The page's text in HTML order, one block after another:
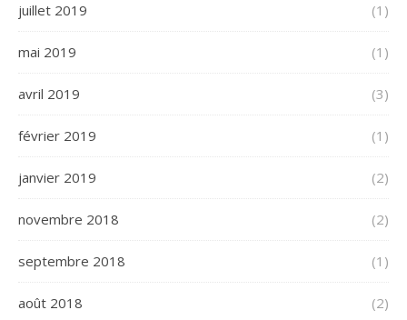
juillet 2019 (1)
mai 2019 (1)
avril 2019 (3)
février 2019 (1)
janvier 2019 (2)
novembre 2018 (2)
septembre 2018 (1)
août 2018 (2)